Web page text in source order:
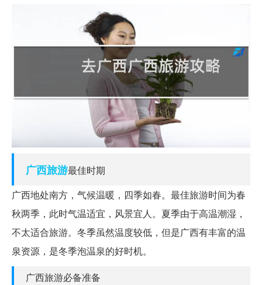
广西旅游最佳时期
广西地处南方，气候温暖，四季如春。最佳旅游时间为春
秋两季，此时气温适宜，风景宜人。夏季由于高温潮湿，
不太适合旅游。冬季虽然温度较低，但是广西有丰富的温
泉资源，是冬季泡温泉的好时机。
广西旅游必备准备